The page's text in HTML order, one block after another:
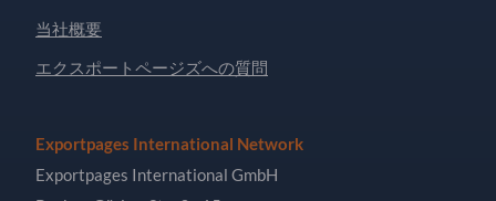
当社概要
エクスポートページズへの質問
Exportpages International Network
Exportpages International GmbH